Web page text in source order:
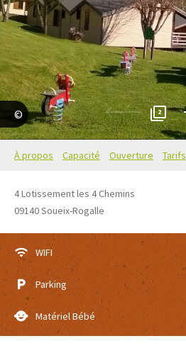
K. Hernandez 2
À propos Capacité Ouverture Tarifs
4 Lotissement les 4 Chemins
09140Soueix-Rogalle
WIFI
Parking
Matériel Bébé